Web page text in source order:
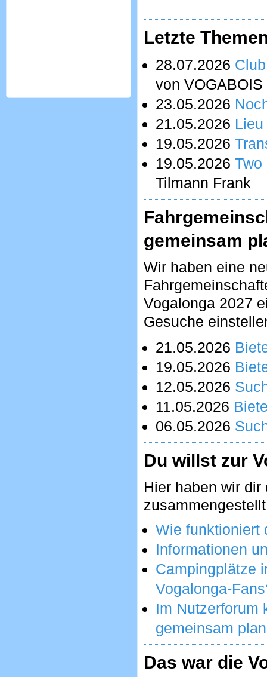
Letzte
28.07.2026
von VOGABOIS
23.05.2026
21.05.2026
19.05.2026
19.05.2026 Two
Tilmann Frank
gemeinsam
Wir haben eine
Vogalonga 2027
Gesuche
21.05.2026
19.05.2026
12.05.2026
11.05.2026
06.05.2026
Du willst zur
Hier haben wir
Wie funktioniert
Informationen
Campingplätze
Vogalonga-
Im Nutzerforum
gemeinsam
Das war die